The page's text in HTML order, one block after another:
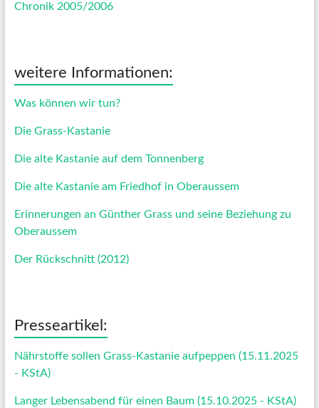
Chronik 2005/2006
weitere Informationen:
Was können wir tun?
Die Grass-Kastanie
Die alte Kastanie auf dem Tonnenberg
Die alte Kastanie am Friedhof in Oberaussem
Erinnerungen an Günther Grass und seine Beziehung zu
Oberaussem
Der Rückschnitt (2012)
Presseartikel:
Nährstoffe sollen Grass-Kastanie aufpeppen (15.11.2025
- KStA)
Langer Lebensabend für einen Baum (15.10.2025 - KStA)